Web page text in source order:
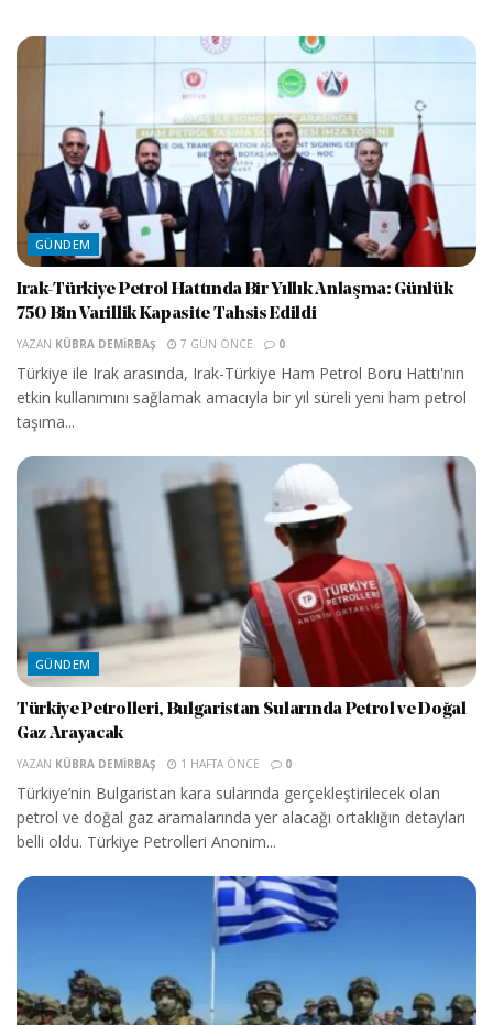
GÜNDEM
Irak-Türkiye Petrol Hattında Bir Yıllık Anlaşma: Günlük
750 Bin Varillik Kapasite Tahsis Edildi
YAZAN KÜBRA DEMIRBAŞ 7 GÜN ÖNCE 0
Türkiye ile Irak arasında, Irak-Türkiye Ham Petrol Boru Hattı'nın
etkin kullanımını sağlamak amacıyla bir yıl süreli yeni ham petrol
taşıma...
GÜNDEM
Türkiye Petrolleri, Bulgaristan Sularında Petrol ve Doğal
Gaz Arayacak
YAZAN KÜBRA DEMIRBAŞ 1 HAFTA ÖNCE 0
Türkiye’nin Bulgaristan kara sularında gerçekleştirilecek olan
petrol ve doğal gaz aramalarında yer alacağı ortaklığın detayları
belli oldu. Türkiye Petrolleri Anonim...